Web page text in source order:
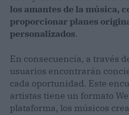
los amantes de la música,
proporcionar planes
personalizados.
En consecuencia, a través
usuarios encontrarán
cada oportunidad. Este
artistas tiene un formato
plataforma, los músicos